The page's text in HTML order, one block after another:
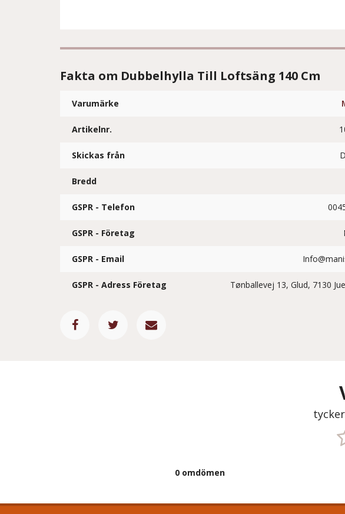
Fakta om Dubbelhylla Till Loftsäng 140 Cm
Varumärke
Artikelnr.
Skickas från
Bredd
GSPR - Telefon
GSPR - Företag
GSPR - Email
GSPR - Adress Företag Tønballevej 13, Glud, 7130
0 omdömen